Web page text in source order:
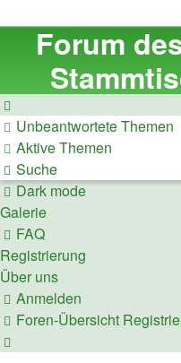
Forum
Unbeantwortete Themen
Aktive Themen
Suche
Dark mode
Galerie
FAQ
Registrierung
Über uns
Anmelden
Foren-Übersicht